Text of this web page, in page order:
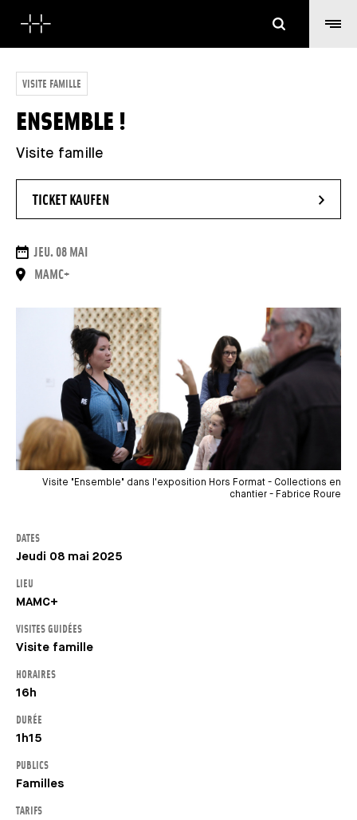
VISITE FAMILLE
ENSEMBLE !
Visite famille
TICKET KAUFEN- NEUES FENSTER
DAUER
JEU. 08 MAI
ORT
MAMC+
Visite "Ensemble" dans l'exposition Hors Format - Collections en
chantier - Fabrice Roure
DATES
Jeudi 08 mai 2025
LIEU
MAMC+
VISITES GUIDÉES
Visite famille
HORAIRES
16h
DURÉE
1h15
PUBLICS
Familles
TARIFS